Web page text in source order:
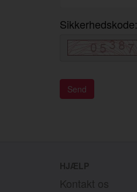
Sikkerhedskode:
HJÆLP
Kontakt os